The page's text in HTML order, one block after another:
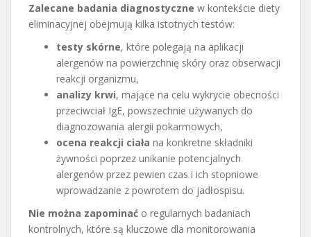
Zalecane badania diagnostyczne w kontekście diety
eliminacyjnej obejmują kilka istotnych testów:
testy skórne, które polegają na aplikacji
alergenów na powierzchnię skóry oraz obserwacji
reakcji organizmu,
analizy krwi, mające na celu wykrycie obecności
przeciwciał IgE, powszechnie używanych do
diagnozowania alergii pokarmowych,
ocena reakcji ciała na konkretne składniki
żywności poprzez unikanie potencjalnych
alergenów przez pewien czas i ich stopniowe
wprowadzanie z powrotem do jadłospisu.
Nie można zapominać o regularnych badaniach
kontrolnych, które są kluczowe dla monitorowania